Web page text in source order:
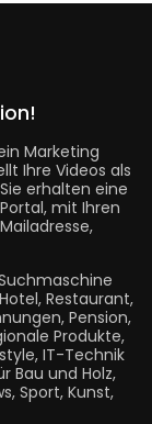
Marketing
Ihre Videos als
erhalten eine
mit Ihren
Restaurant,
Pension,
Produkte,
IT-Technik
Bau und Holz,
Sport, Kunst,